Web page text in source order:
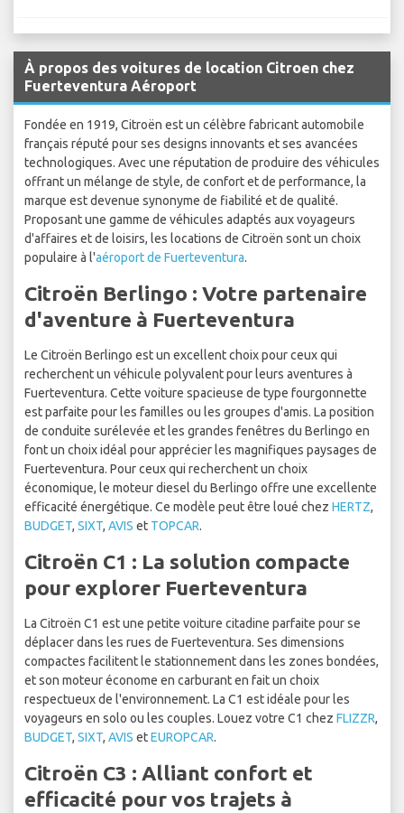
À propos des voitures de location Citroen chez
Fuerteventura Aéroport
Fondée en 1919, Citroën est un célèbre fabricant automobile
français réputé pour ses designs innovants et ses avancées
technologiques. Avec une réputation de produire des véhicules
offrant un mélange de style, de confort et de performance, la
marque est devenue synonyme de fiabilité et de qualité.
Proposant une gamme de véhicules adaptés aux voyageurs
d'affaires et de loisirs, les locations de Citroën sont un choix
populaire à l'aéroport de Fuerteventura.
Citroën Berlingo : Votre partenaire
d'aventure à Fuerteventura
Le Citroën Berlingo est un excellent choix pour ceux qui
recherchent un véhicule polyvalent pour leurs aventures à
Fuerteventura. Cette voiture spacieuse de type fourgonnette
est parfaite pour les familles ou les groupes d'amis. La position
de conduite surélevée et les grandes fenêtres du Berlingo en
font un choix idéal pour apprécier les magnifiques paysages de
Fuerteventura. Pour ceux qui recherchent un choix
économique, le moteur diesel du Berlingo offre une excellente
efficacité énergétique. Ce modèle peut être loué chez HERTZ,
BUDGET, SIXT, AVIS et TOPCAR.
Citroën C1 : La solution compacte
pour explorer Fuerteventura
La Citroën C1 est une petite voiture citadine parfaite pour se
déplacer dans les rues de Fuerteventura. Ses dimensions
compactes facilitent le stationnement dans les zones bondées,
et son moteur économe en carburant en fait un choix
respectueux de l'environnement. La C1 est idéale pour les
voyageurs en solo ou les couples. Louez votre C1 chez FLIZZR,
BUDGET, SIXT, AVIS etEUROPCAR.
Citroën C3 : Alliant confort et
efficacité pour vos trajets à